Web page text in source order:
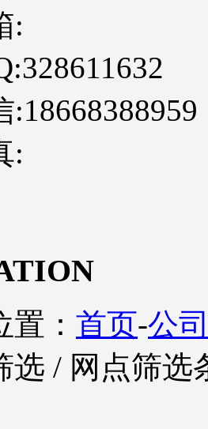
:
328611632
:18668388959
:
： 首页-公
选 / 网点筛选